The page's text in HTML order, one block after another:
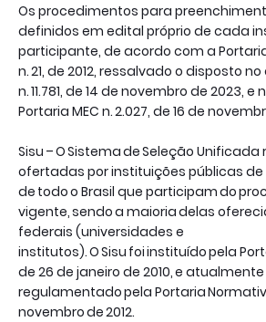
Os procedimentos para
definidos em edital próprio de cada
participante, de acordo com a
n. 21, de 2012, ressalvado o disposto
n. 11.781, de 14 de novembro de 2023, e
Portaria MEC n. 2.027, de 16 de
Sisu – O Sistema de Seleção
ofertadas por instituições públicas de
de todo o Brasil que participam do
vigente, sendo a maioria delas
federais (universidades e
institutos). O Sisu foi instituído pela
de 26 de janeiro de 2010, e
regulamentado pela Portaria
novembro de 2012.